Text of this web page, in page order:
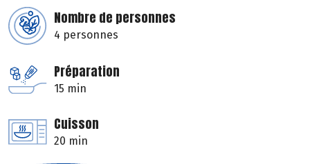
Nombre de personnes
4 personnes
Préparation
15 min
Cuisson
20 min